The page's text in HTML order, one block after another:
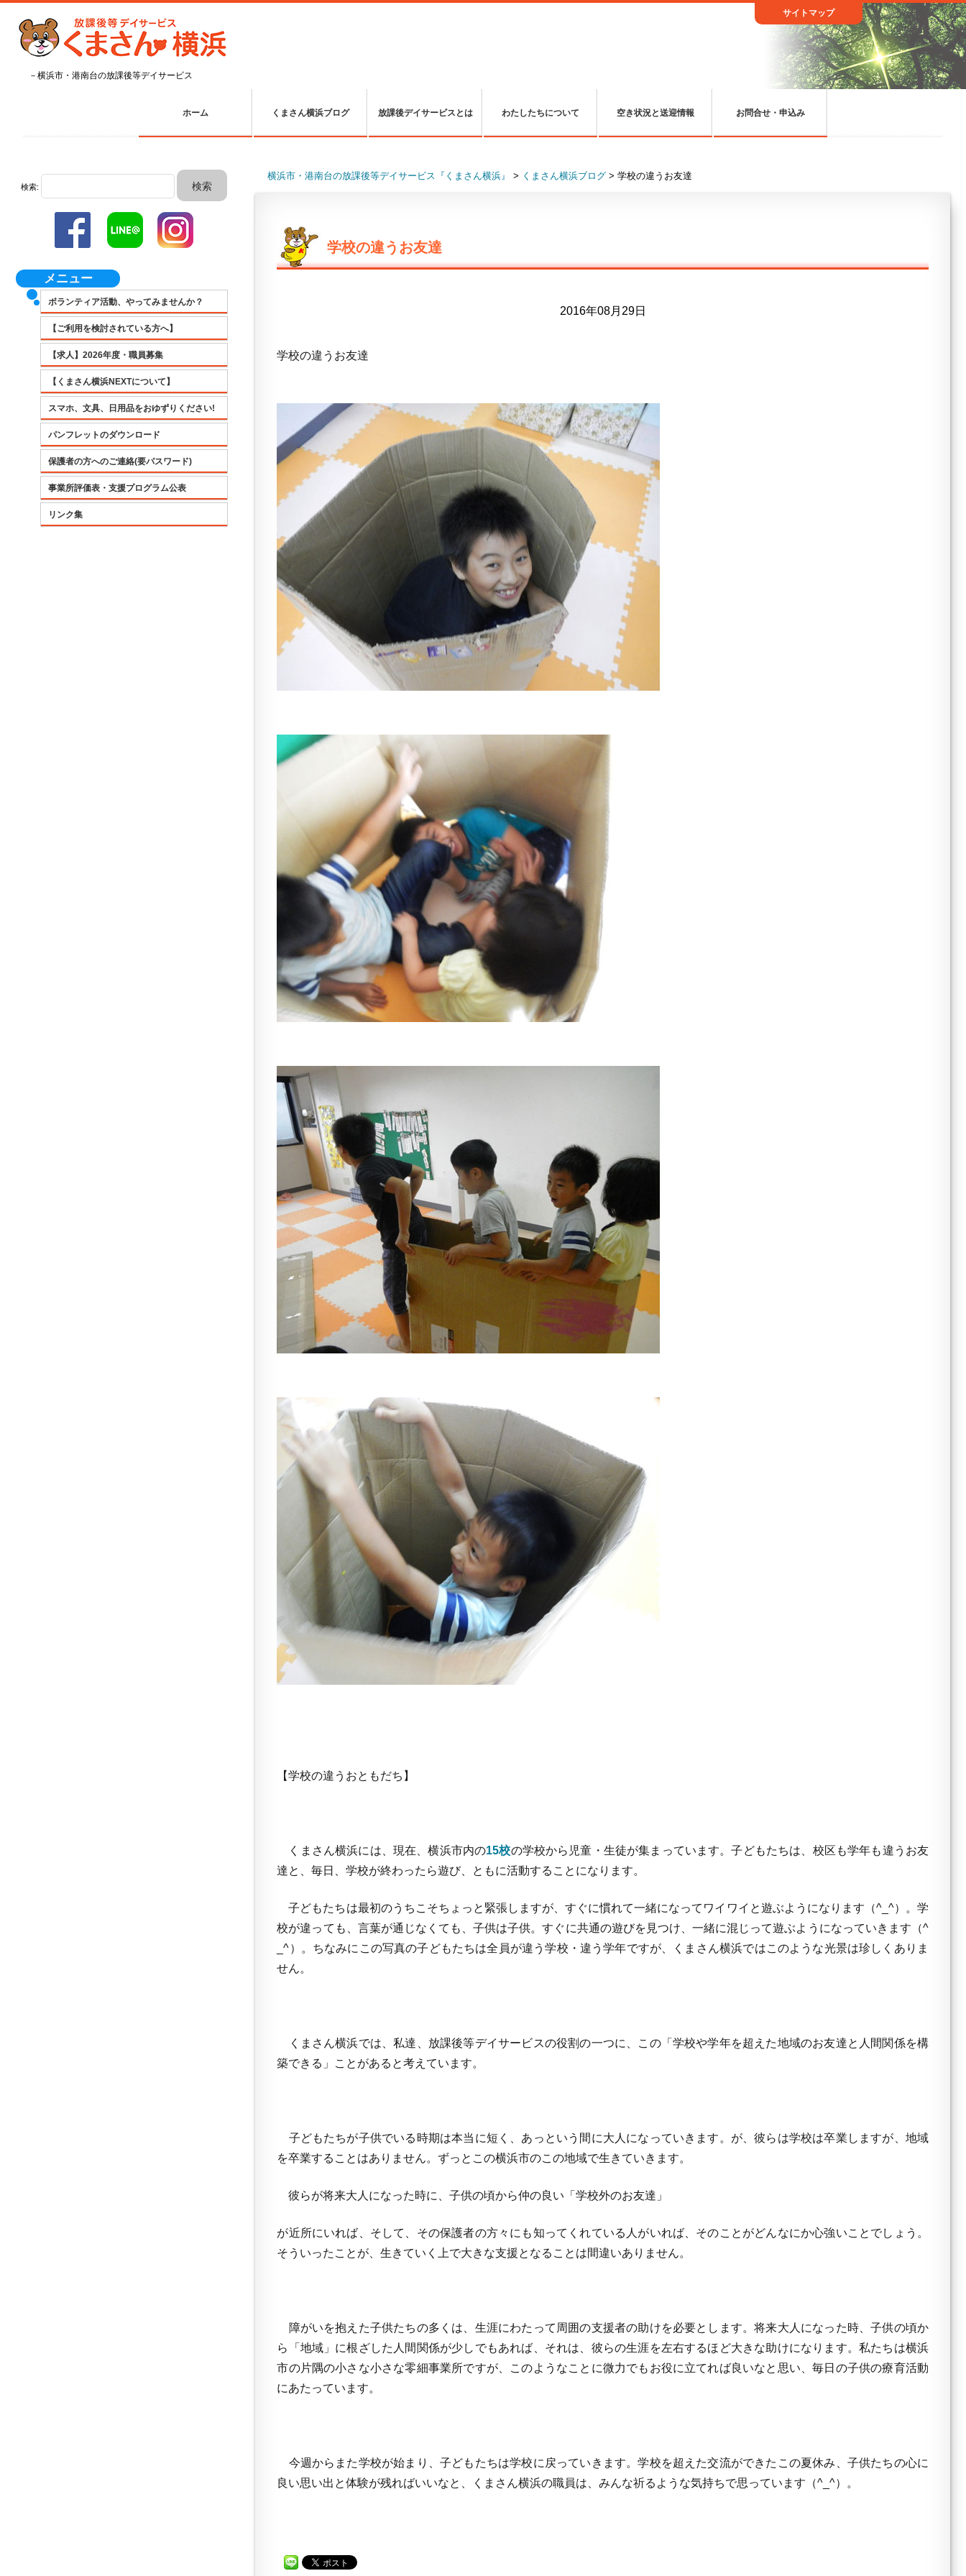
サイトマップ
－横浜市・港南台の放課後等デイサービス
ホーム くまさん横浜ブログ 放課後デイサービスとは わたしたちについて 空き状況と送迎情報 お問合せ・申込み
検索:
メニュー
ボランティア活動、やってみませんか？
【ご利用を検討されている方へ】
【求人】2026年度・職員募集
【くまさん横浜NEXTについて】
スマホ、文具、日用品をおゆずりください!
パンフレットのダウンロード
保護者の方へのご連絡(要パスワード)
事業所評価表・支援プログラム公表
リンク集
横浜市・港南台の放課後等デイサービス『くまさん横浜』 > くまさん横浜ブログ > 学校の違うお友達
学校の違うお友達
2016年08月29日
学校の違うお友達
【学校の違うおともだち】
くまさん横浜には、現在、横浜市内の15校の学校から児童・生徒が集まっています。子どもたちは、校区も学年も違うお友
達と、毎日、学校が終わったら遊び、ともに活動することになります。
子どもたちは最初のうちこそちょっと緊張しますが、すぐに慣れて一緒になってワイワイと遊ぶようになります（^_^）。学
校が違っても、言葉が通じなくても、子供は子供。すぐに共通の遊びを見つけ、一緒に混じって遊ぶようになっていきます（^
_^）。ちなみにこの写真の子どもたちは全員が違う学校・違う学年ですが、くまさん横浜ではこのような光景は珍しくありま
せん。
くまさん横浜では、私達、放課後等デイサービスの役割の一つに、この「学校や学年を超えた地域のお友達と人間関係を構
築できる」ことがあると考えています。
子どもたちが子供でいる時期は本当に短く、あっという間に大人になっていきます。が、彼らは学校は卒業しますが、地域
を卒業することはありません。ずっとこの横浜市のこの地域で生きていきます。
彼らが将来大人になった時に、子供の頃から仲の良い「学校外のお友達」
が近所にいれば、そして、その保護者の方々にも知ってくれている人がいれば、そのことがどんなにか心強いことでしょう。
そういったことが、生きていく上で大きな支援となることは間違いありません。
障がいを抱えた子供たちの多くは、生涯にわたって周囲の支援者の助けを必要とします。将来大人になった時、子供の頃か
ら「地域」に根ざした人間関係が少しでもあれば、それは、彼らの生涯を左右するほど大きな助けになります。私たちは横浜
市の片隅の小さな小さな零細事業所ですが、このようなことに微力でもお役に立てれば良いなと思い、毎日の子供の療育活動
にあたっています。
今週からまた学校が始まり、子どもたちは学校に戻っていきます。学校を超えた交流ができたこの夏休み、子供たちの心に
良い思い出と体験が残ればいいなと、くまさん横浜の職員は、みんな祈るような気持ちで思っています（^_^）。